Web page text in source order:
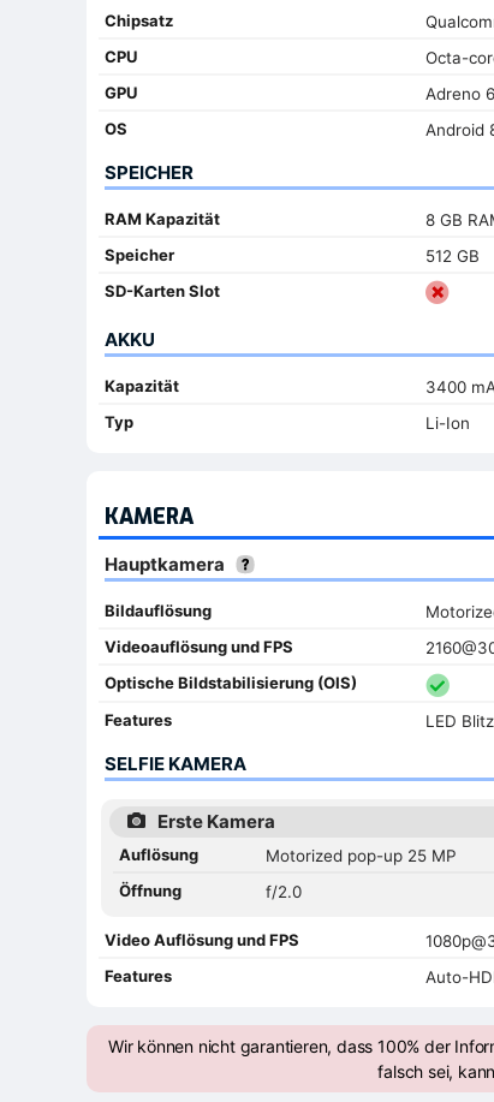
Chipsatz
CPU
Octa-
GPU
Adreno
OS
Android
SPEICHER
RAM Kapazität
8 GB
Speicher
512 GB
SD-Karten Slot
AKKU
Kapazität
3400
Typ
Li-Ion
KAMERA
Hauptkamera
Bildauflösung
Videoauflösung und FPS
Optische Bildstabilisierung (OIS)
Features
LED
SELFIE KAMERA
Erste Kamera
Auflösung
Motorized pop-up 25 MP
Öffnung
f/2.0
Video Auflösung und FPS
Features
Auto-
Wir können nicht garantieren, dass 100% der
falsch sei,